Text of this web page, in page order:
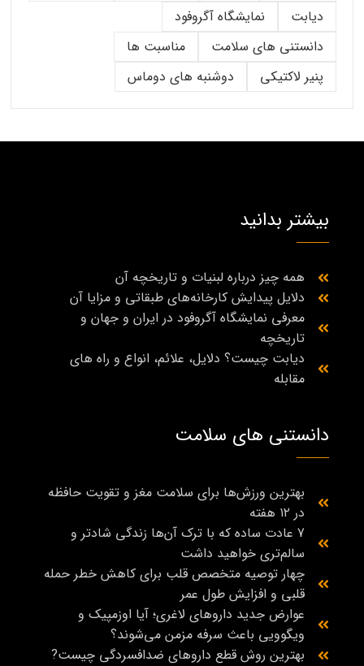
دیابت
نمایشگاه آگروفود
دانستنی های سلامت
مناسبت ها
پنیر لاکتیکی
دوشنبه های دوماس
بیشتر بدانید
همه چیز درباره لبنیات و تاریخچه آن
دلایل پیدایش کارخانه‌های طبقاتی و مزایا آن
معرفی نمایشگاه آگروفود در ایران و جهان و
تاریخچه
دیابت چیست؟ دلایل، علائم، انواع و راه‌ های
مقابله
دانستنی های سلامت
بهترین ورزش‌ها برای سلامت مغز و تقویت حافظه
در ۱۲ هفته
7 عادت ساده که با ترک آن‌ها زندگی شادتر و
سالم‌تری خواهید داشت
چهار توصیه متخصص قلب برای کاهش خطر حمله
قلبی و افزایش طول عمر
عوارض جدید داروهای لاغری؛ آیا اوزمپیک و
ویگوویی باعث سرفه مزمن می‌شوند؟
بهترین روش قطع داروهای ضدافسردگی چیست?